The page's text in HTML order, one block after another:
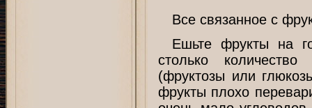
Все связанное с
Ешьте фрукты на
столько
(фруктозы или
фрукты плохо